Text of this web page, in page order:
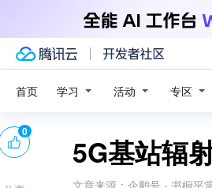
首页 学习 活动 专区
5G基站辐
文章来源： 企鹅号 - 书橱平
0